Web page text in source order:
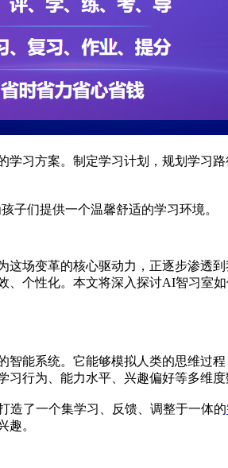
习方案。制定学习计划，规划学习
子们提供一个温馨舒适的学习环境。
场变革的核心驱动力，正逐步渗透
个性化。本文将深入探讨AI智习室
能系统。它能够模拟人类的思维过
行为、能力水平、兴趣偏好等多维
造了一个集学习、反馈、调整于一体的
趣。